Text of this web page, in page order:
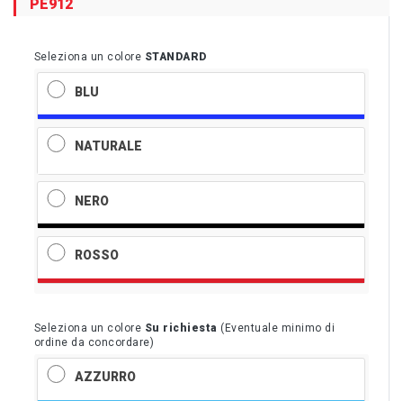
PE912
Seleziona un colore STANDARD
BLU
NATURALE
NERO
ROSSO
Seleziona un colore Su richiesta (Eventuale minimo di
ordine da concordare)
AZZURRO